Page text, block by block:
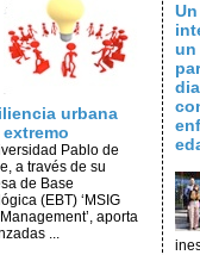
urbana
Pablo de
a través de su
de Base
(EBT) ‘MSIG
aporta
...
un